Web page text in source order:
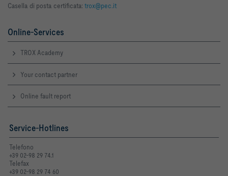
Casella di posta certificata: trox@pec.it
Online-Services
TROX Academy
Your contact partner
Online fault report
Service-Hotlines
Telefono
+39 02-98 29 74.1
Telefax
+39 02-98 29 74 60